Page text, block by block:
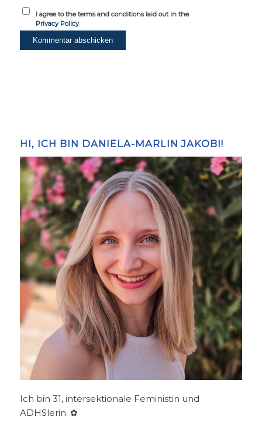
I agree to the terms and conditions laid out in the
Privacy Policy
HI, ICH BIN DANIELA-MARLIN JAKOBI!
Ich bin 31, intersektionale Feministin und
ADHSlerin. ✿